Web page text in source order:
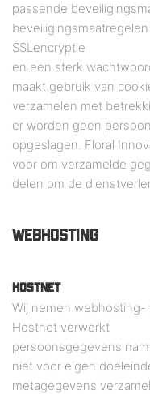
passende
SSLencryptie
en een sterk
maakt gebruik van
verzamelen met
er worden geen
opgeslagen. Floral
voor om verzamelde
delen om de
WEBHOSTING
HOSTNET
Wij nemen
Hostnet verwerkt
persoonsgegevens
niet voor eigen
metagegevens